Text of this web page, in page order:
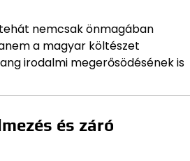
nemcsak önmagában
a magyar költészet
irodalmi megerősödésének is
és záró